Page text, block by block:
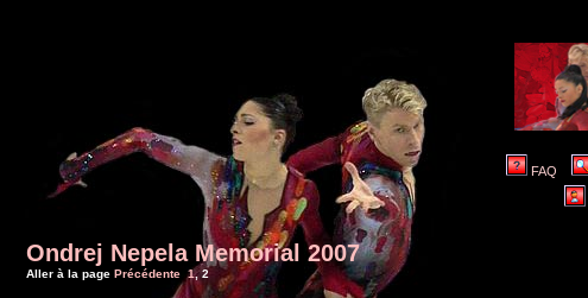
FAQ
Ondrej Nepela Memorial 2007
Aller à la page Précédente 1,2